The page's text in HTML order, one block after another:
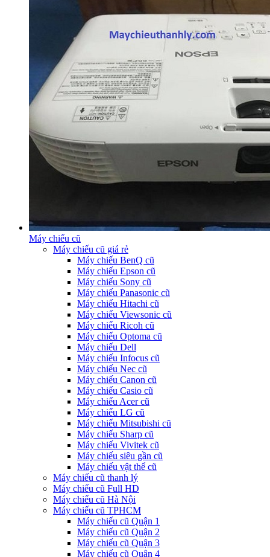
Máy chiếu cũ
Máy chiếu cũ giá rẻ
Máy chiếu BenQ cũ
Máy chiếu Epson cũ
Máy chiếu Sony cũ
Máy chiếu Panasonic cũ
Máy chiếu Hitachi cũ
Máy chiếu Viewsonic cũ
Máy chiếu Ricoh cũ
Máy chiếu Optoma cũ
Máy chiếu Dell
Máy chiếu Infocus cũ
Máy chiếu Nec cũ
Máy chiếu Canon cũ
Máy chiếu Casio cũ
Máy chiếu Acer cũ
Máy chiếu LG cũ
Máy chiếu Mitsubishi cũ
Máy chiếu Sharp cũ
Máy chiếu Vivitek cũ
Máy chiếu siêu gần cũ
Máy chiếu vật thể cũ
Máy chiếu cũ thanh lý
Máy chiếu cũ Full HD
Máy chiếu cũ Hà Nội
Máy chiếu cũ TPHCM
Máy chiếu cũ Quận 1
Máy chiếu cũ Quận 2
Máy chiếu cũ Quận 3
Máy chiếu cũ Quận 4